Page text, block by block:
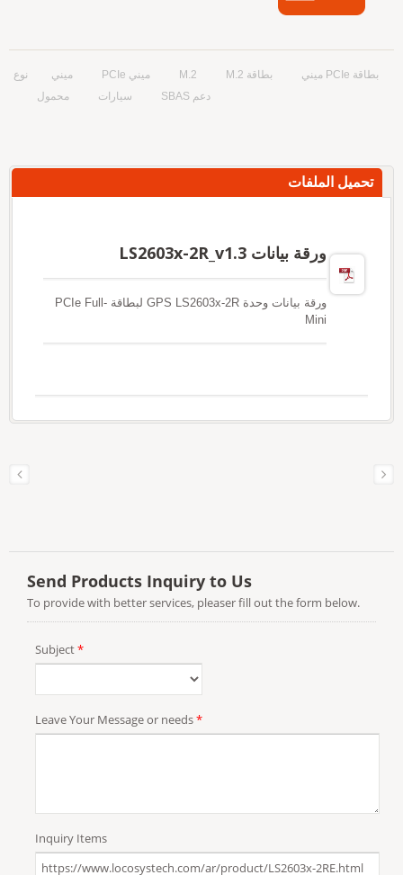
نوع ميني ميني PCIe M.2 بطاقة M.2
بطاقة PCIe ميني
محمول
سيارات دعم SBAS
تحميل الملفات
ورقة بيانات LS2603x-2R_v1.3
ورقة بيانات وحدة GPS LS2603x-2R لبطاقة PCIe Full-
Mini